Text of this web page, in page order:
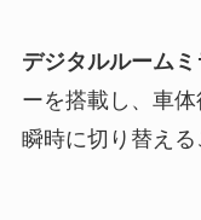
デジタルルームミ
ーを搭載し、車
瞬時に切り替える